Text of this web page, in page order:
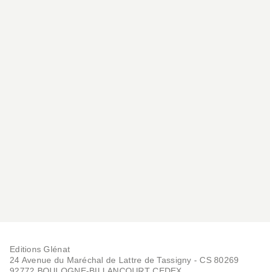
Editions Glénat
24 Avenue du Maréchal de Lattre de Tassigny - CS 80269